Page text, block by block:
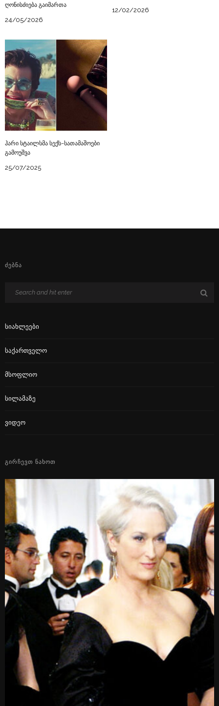
ღონისძიება გაიმართა
24/05/2026
12/02/2026
ჰარი სტაილსმა სექს-სათამაშოები
გამოუშვა
25/07/2025
ᲫᲔᲑᲜᲐ
Სიახლეები
Საქართველო
Მსოფლიო
Სილამაზე
Ვიდეო
ᲒᲘᲠᲩᲔᲕᲗ ᲜᲐᲮᲝᲗ